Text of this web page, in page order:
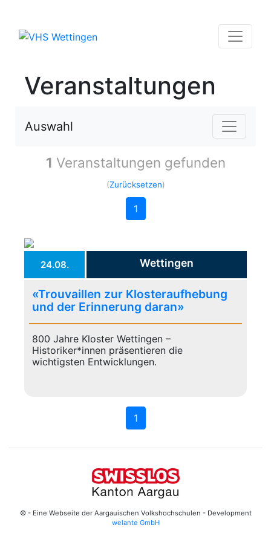
Veranstaltungen
Auswahl
1 Veranstaltungen gefunden
(Zurücksetzen)
1
24.08. Wettingen
«Trouvaillen zur Klosteraufhebung
und der Erinnerung daran»
800 Jahre Kloster Wettingen –
Historiker*innen präsentieren die
wichtigsten Entwicklungen.
1
© - Eine Webseite der Aargauischen Volkshochschulen - Development
welante GmbH